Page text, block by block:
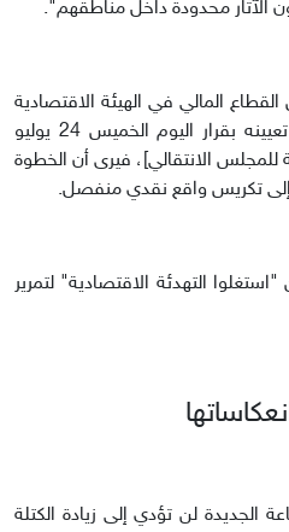
الآثار محدودة داخل مناطقهم".
المالي في الهيئة الاقتصادية
للمجلس الانتقالي الجنوبي [تم تعيينه بقرار اليوم الخميس 24 يوليو
للمجلس الانتقالي]، فيرى أن الخطوة
إلى تكريس واقع نقدي منفصل.
إن الحوثيين "استغلوا التهدئة الاقتصادية" لتمرير
الجديدة لن تؤدي إلى زيادة الكتلة